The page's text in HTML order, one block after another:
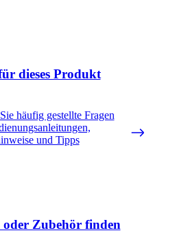
dieses Produkt
häufig gestellte Fragen
und Tipps
oder Zubehör finden